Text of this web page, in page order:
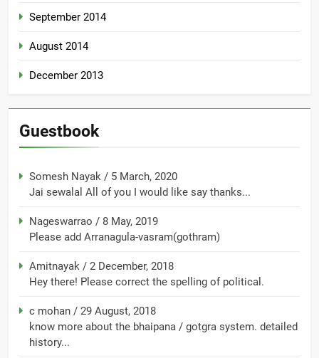
September 2014
August 2014
December 2013
Guestbook
Somesh Nayak / 5 March, 2020
Jai sewalal All of you I would like say thanks...
Nageswarrao / 8 May, 2019
Please add Arranagula-vasram(gothram)
Amitnayak / 2 December, 2018
Hey there! Please correct the spelling of political.
c mohan / 29 August, 2018
know more about the bhaipana / gotgra system. detailed
history...